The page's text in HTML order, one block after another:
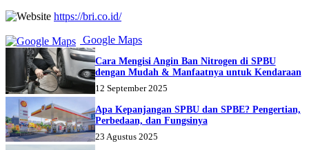
https://bri.co.id/
Google Maps
Cara Mengisi Angin Ban Nitrogen di SPBU
dengan Mudah & Manfaatnya untuk Kendaraan
12 September 2025
Apa Kepanjangan SPBU dan SPBE? Pengertian,
Perbedaan, dan Fungsinya
23 Agustus 2025